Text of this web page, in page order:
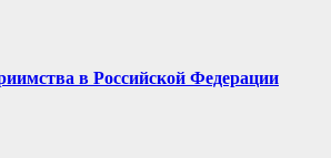
в Российской Федерации